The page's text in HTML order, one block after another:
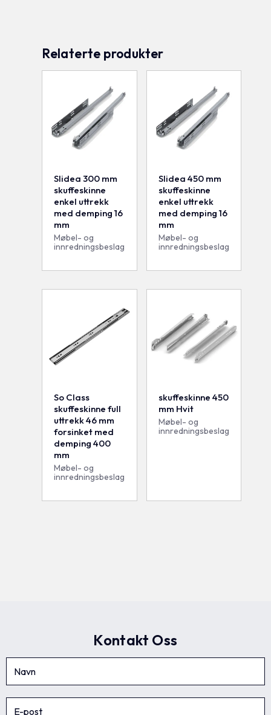
Relaterte produkter
Slidea 300 mm
skuffeskinne
enkel uttrekk
med demping 16
mm
Møbel- og
innredningsbeslag
Slidea 450 mm
skuffeskinne
enkel uttrekk
med demping 16
mm
Møbel- og
innredningsbeslag
So Class
skuffeskinne full
uttrekk 46 mm
forsinket med
demping 400
mm
Møbel- og
innredningsbeslag
skuffeskinne 450
mm Hvit
Møbel- og
innredningsbeslag
Kontakt Oss